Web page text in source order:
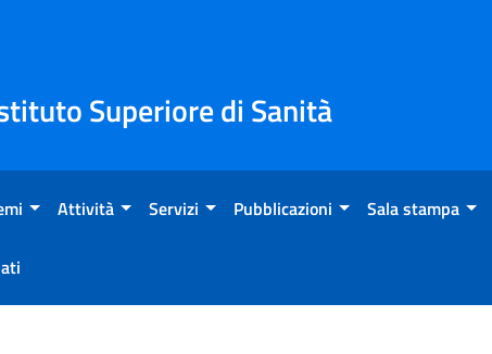
Superiore di Sanità
Attività Servizi Pubblicazioni Sala stampa